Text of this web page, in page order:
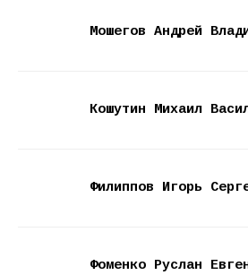
Мошегов Андрей
Кошутин Михаил
Филиппов Игорь
Фоменко Руслан